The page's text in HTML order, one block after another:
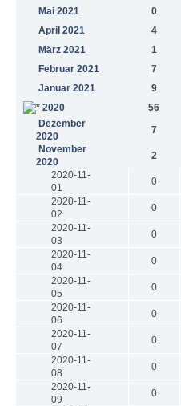
Mai 2021 0
April 2021
4
März 2021
1
Februar 2021
7
Januar 2021
9
2020
56
Dezember
2020
7
November
2020
2
2020-11-
01
0
2020-11-
02
0
2020-11-
03
0
2020-11-
04
0
2020-11-
05
0
2020-11-
06
0
2020-11-
07
0
2020-11-
08
0
2020-11-
09
0